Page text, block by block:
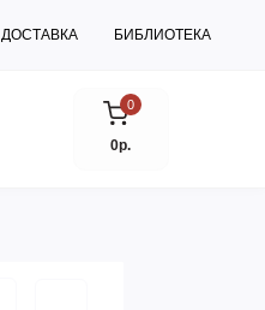
ДОСТАВКА БИБЛИОТЕКА
0
0р.